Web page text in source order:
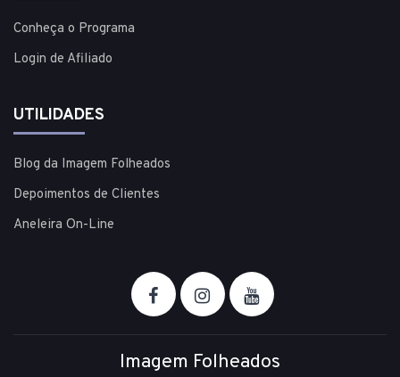
Conheça o Programa
Login de Afiliado
UTILIDADES
Blog da Imagem Folheados
Depoimentos de Clientes
Aneleira On-Line
Imagem Folheados